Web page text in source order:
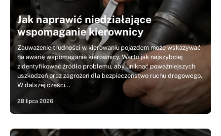
Jak naprawić niedziałające
wspomaganie kierownicy
Zauważenie trudności w kierowaniu pojazdem może wskazywać
na awarię wspomaganie kierownicy. Warto jak najszybciej
zidentyfikować źródło problemu, aby uniknąć poważniejszych
uszkodzeń oraz zagrożeń dla bezpieczeństwo ruchu drogowego.
W dalszej części…
28 lipca 2026